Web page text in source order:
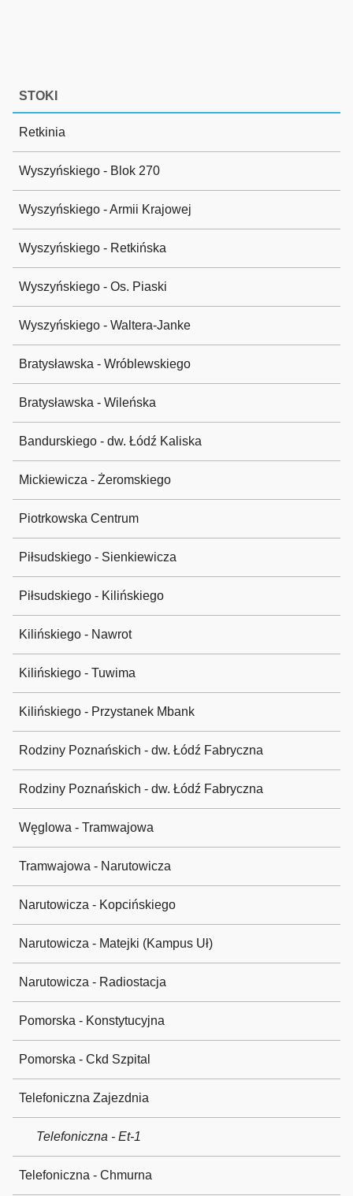
STOKI
Retkinia
Wyszyńskiego - Blok 270
Wyszyńskiego - Armii Krajowej
Wyszyńskiego - Retkińska
Wyszyńskiego - Os. Piaski
Wyszyńskiego - Waltera-Janke
Bratysławska - Wróblewskiego
Bratysławska - Wileńska
Bandurskiego - dw. Łódź Kaliska
Mickiewicza - Żeromskiego
Piotrkowska Centrum
Piłsudskiego - Sienkiewicza
Piłsudskiego - Kilińskiego
Kilińskiego - Nawrot
Kilińskiego - Tuwima
Kilińskiego - Przystanek Mbank
Rodziny Poznańskich - dw. Łódź Fabryczna
Rodziny Poznańskich - dw. Łódź Fabryczna
Węglowa - Tramwajowa
Tramwajowa - Narutowicza
Narutowicza - Kopcińskiego
Narutowicza - Matejki (Kampus Uł)
Narutowicza - Radiostacja
Pomorska - Konstytucyjna
Pomorska - Ckd Szpital
Telefoniczna Zajezdnia
Telefoniczna - Et-1
Telefoniczna - Chmurna